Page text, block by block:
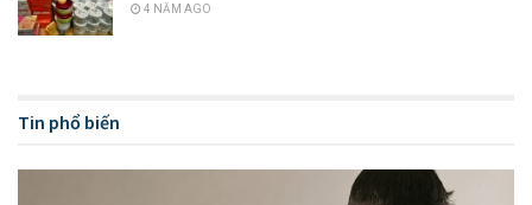
4 NĂM AGO
Tin phổ biến